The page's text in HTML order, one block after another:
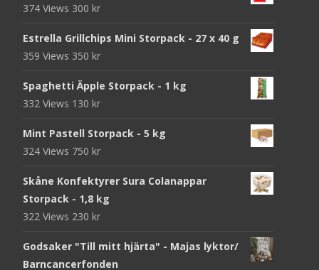
374 Views 300 kr
Estrella Grillchips Mini Storpack - 27 x 40 g
359 Views 350 kr
Spaghetti Äpple Storpack - 1 kg
332 Views 130 kr
Mint Pastell Storpack - 5 kg
324 Views 750 kr
Skåne Konfektyrer Sura Colanappar
Storpack - 1,8 kg
322 Views 230 kr
Godsaker "Till mitt hjärta" - Majas lyktor/
Barncancerfonden